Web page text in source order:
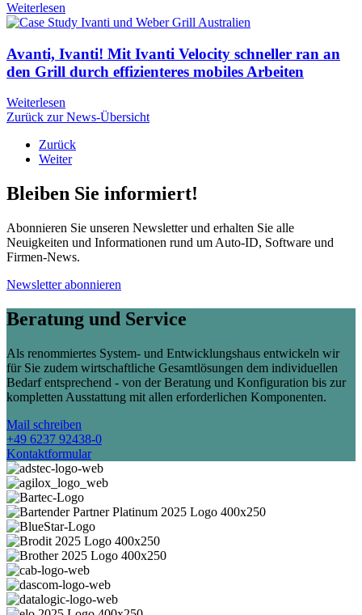
Weiterlesen
Avanti, Ivanti! Mit Ivanti Velocity schneller ran an
den Grill durch effizienteres mobiles Arbeiten
Weiterlesen
Zurück zur News-Übersicht
Zurück
Weiter
Bleiben Sie informiert!
Abonnieren Sie unseren Newsletter und erhalten Sie alle
Neuigkeiten und Informationen rund um Auto-ID, Software und
Firmen-News.
Newsletter abonnieren
Beratung und Service
Als renommiertes System- und Entwicklungshaus entwickeln wir
für Sie zudem wirtschaftliche Gesamtlösungen dem individuellen
Bedarf entsprechend - von der Beratung und Konfiguration bis zur
kompletten Ausstattung mit allen erforderlichen Komponenten.
Mail schreiben
+49 6237 92438-0
Kontaktformular